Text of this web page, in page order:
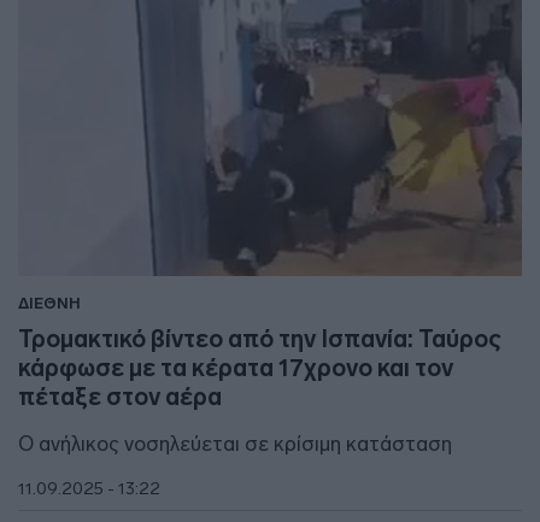
ΔΙΕΘΝΗ
Τρομακτικό βίντεο από την Ισπανία: Ταύρος
κάρφωσε με τα κέρατα 17χρονο και τον
πέταξε στον αέρα
Ο ανήλικος νοσηλεύεται σε κρίσιμη κατάσταση
11.09.2025 - 13:22